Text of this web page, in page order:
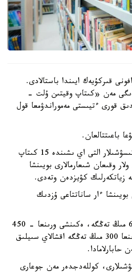
قىركۇيەك ايىندا باستالادى.
مەن «كىتاپ وقيتىن ۇلت -
قورى ءتيىستى مەموراندۋمعا قول
باعىتتالعان.
مارافون شارتى بويىنشا قاتىسۋشىلار التى اي ىشىندە 15 كىتاپ
وقىعان شىعارمالارى بويىنشا
زياتكەرلىك كۋيزدەن وتەدى.
ءار ساناتتاعى ۇزدىك
- ءبىرىنشى ورىنعا - 600 مىڭ تەڭگە، ەكىنشى ورىنعا - 450
مىڭ تەڭگە، ءۇشىنشى ورىنعا 300 مىڭ تەڭگە اقشالاي سىيلىق
حابارلامادا.
سىنىپ وقۋشىلارى، كوللەدجدەر مەن جوعارى